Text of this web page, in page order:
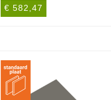
€ 582,47